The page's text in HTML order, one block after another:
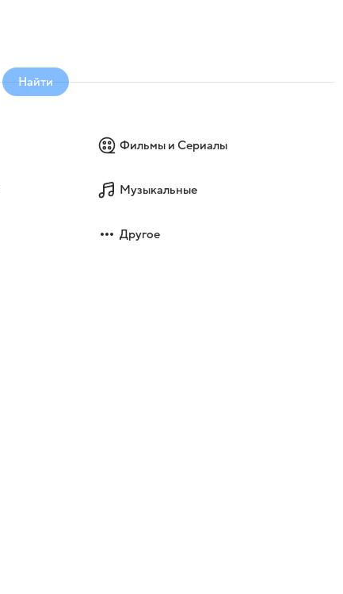
Найти
Фильмы и Сериалы
Музыкальные
Другое